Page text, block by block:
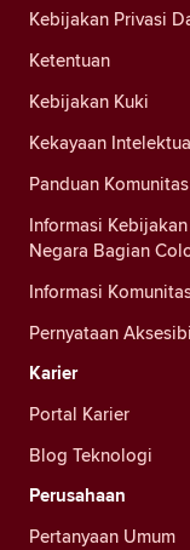
Kebijakan Privasi
Ketentuan
Kebijakan Kuki
Kekayaan
Panduan Komunitas
Informasi
Negara Bagian
Informasi
Pernyataan
Karier
Portal Karier
Blog Teknologi
Perusahaan
Pertanyaan Umum